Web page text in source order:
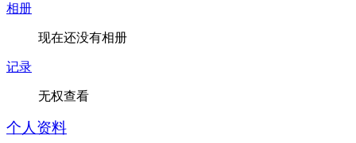
相册
现在还没有相册
记录
无权查看
个人资料